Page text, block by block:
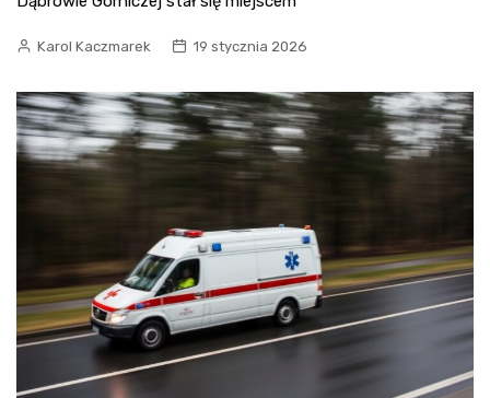
Karol Kaczmarek 19 stycznia 2026